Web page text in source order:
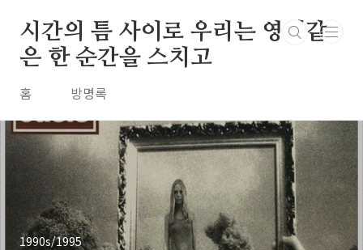
시간의 틈 사이로 우리는 영원같
은 한 순간을 스치고
홈 방명록
1990s/1995